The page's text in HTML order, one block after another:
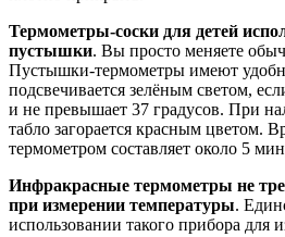
Термометры-соски для детей
пустышки. Вы просто меняете
Пустышки-термометры имеют
подсвечивается зелёным светом,
и не превышает 37 градусов. При
табло загорается красным цветом.
термометром составляет около 5
Инфракрасные термометры не
при измерении температуры.
использовании такого прибора для